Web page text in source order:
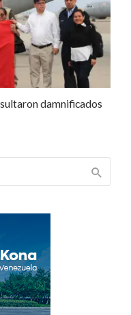
damnificados